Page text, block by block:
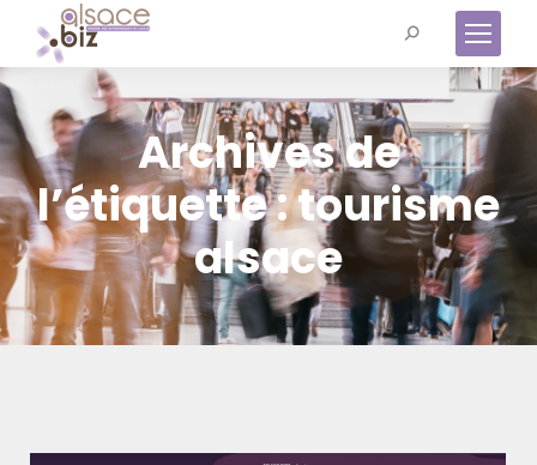
Archives de
l’étiquette :tourisme
alsace